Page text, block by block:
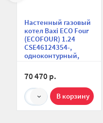
Настенный газовый
котел Baxi ECO Four
(ECOFOUR) 1.24
CSE46124354-,
одноконтурный,
кВт, компактный
70 470 р.
1